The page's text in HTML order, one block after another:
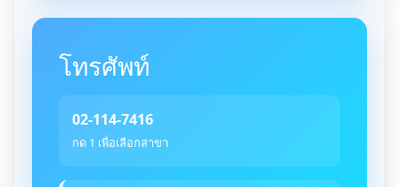
โทรศัพท์
02-114-7416
กด 1 เพื่อเลือกสาขา